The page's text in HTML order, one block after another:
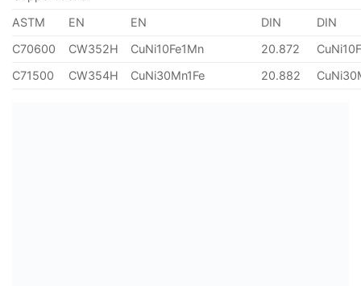
ASTM
EN EN DIN
DIN
C70600
CW352H CuNi10Fe1Mn 20.872
C71500
CW354H CuNi30Mn1Fe 20.882